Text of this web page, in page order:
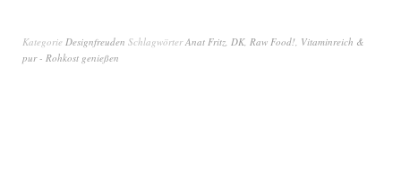
Kategorie Designfreuden SchlagwörterAnat Fritz DK, Raw Food! Vitaminreich &
pur - Rohkost genießen